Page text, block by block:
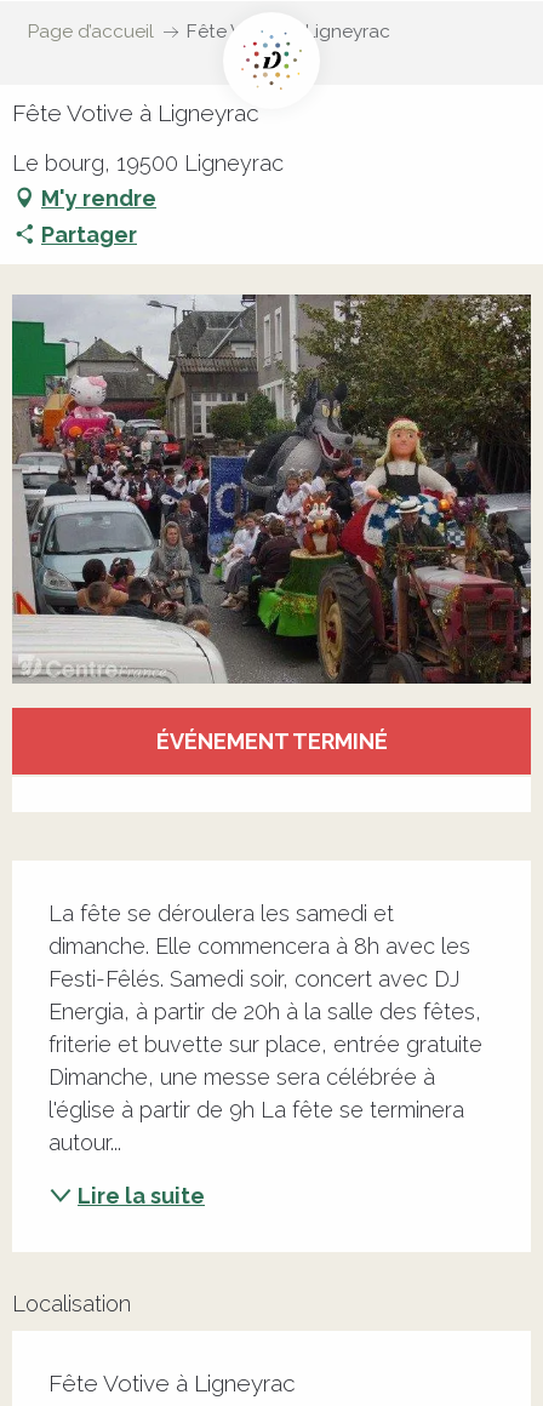
Page d’accueil Fête Votive à Ligneyrac
Fête Votive à Ligneyrac
Le bourg, 19500 Ligneyrac
M'y rendre
Partager
Ouverture et coordonnées
ÉVÉNEMENT TERMINÉ
La fête se déroulera les samedi et
dimanche. Elle commencera à 8h avec les
Festi-Fêlés. Samedi soir, concert avec DJ
Energia, à partir de 20h à la salle des fêtes,
friterie et buvette sur place, entrée gratuite
Dimanche, une messe sera célébrée à
l'église à partir de 9h La fête se terminera
autour...
Lire la suite
Localisation
Fête Votive à Ligneyrac